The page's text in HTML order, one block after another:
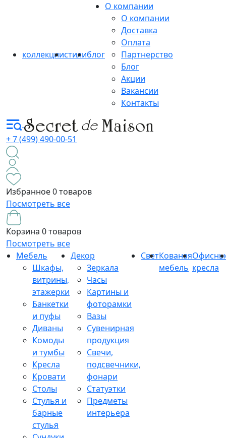
коллекциистилиблог
О компании
О компании
Доставка
Оплата
Партнерство
Блог
Акции
Вакансии
Контакты
+ 7 (499) 490-00-51
Избранное0 товаров
Посмотреть все
Корзина 0 товаров
Посмотреть все
Мебель
Шкафы,
витрины,
этажерки
Банкетки
и пуфы
Диваны
Комоды
и тумбы
Кресла
Кровати
Столы
Стулья и
барные
стулья
Декор
Зеркала
Часы
Картины и
фоторамки
Вазы
Сувенирная
продукция
Свечи,
подсвечники,
фонари
Статуэтки
Предметы
интерьера
СветКованая
мебель кресла